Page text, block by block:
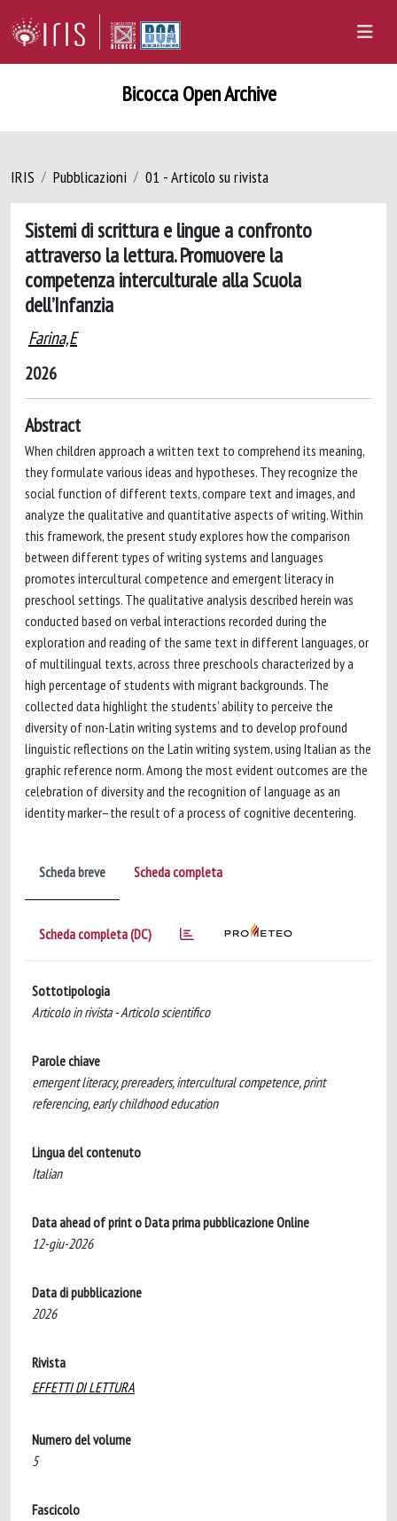
Bicocca Open Archive
IRIS Pubblicazioni 01 - Articolo su rivista
Sistemi di scrittura e lingue a confronto
attraverso la lettura. Promuovere la
competenza interculturale alla Scuola
dell’Infanzia
Farina,E
2026
Abstract
When children approach a written text to comprehend its meaning,
they formulate various ideas and hypotheses. They recognize the
social function of different texts, compare text and images, and
analyze the qualitative and quantitative aspects of writing. Within
this framework, the present study explores how the comparison
between different types of writing systems and languages
promotes intercultural competence and emergent literacy in
preschool settings. The qualitative analysis described herein was
conducted based on verbal interactions recorded during the
exploration and reading of the same text in different languages, or
of multilingual texts, across three preschools characterized by a
high percentage of students with migrant backgrounds. The
collected data highlight the students’ ability to perceive the
diversity of non-Latin writing systems and to develop profound
linguistic reflections on the Latin writing system, using Italian as the
graphic reference norm. Among the most evident outcomes are the
celebration of diversity and the recognition of language as an
identity marker–the result of a process of cognitive decentering.
Scheda breve Scheda completa
Scheda completa (DC)
Sottotipologia
Articolo in rivista - Articolo scientifico
Parole chiave
emergent literacy, prereaders, intercultural competence, print
referencing, early childhood education
Lingua del contenuto
Italian
Data ahead of print o Data prima pubblicazione Online
12-giu-2026
Data di pubblicazione
2026
Rivista
EFFETTI DI LETTURA
Numero del volume
5
Fascicolo